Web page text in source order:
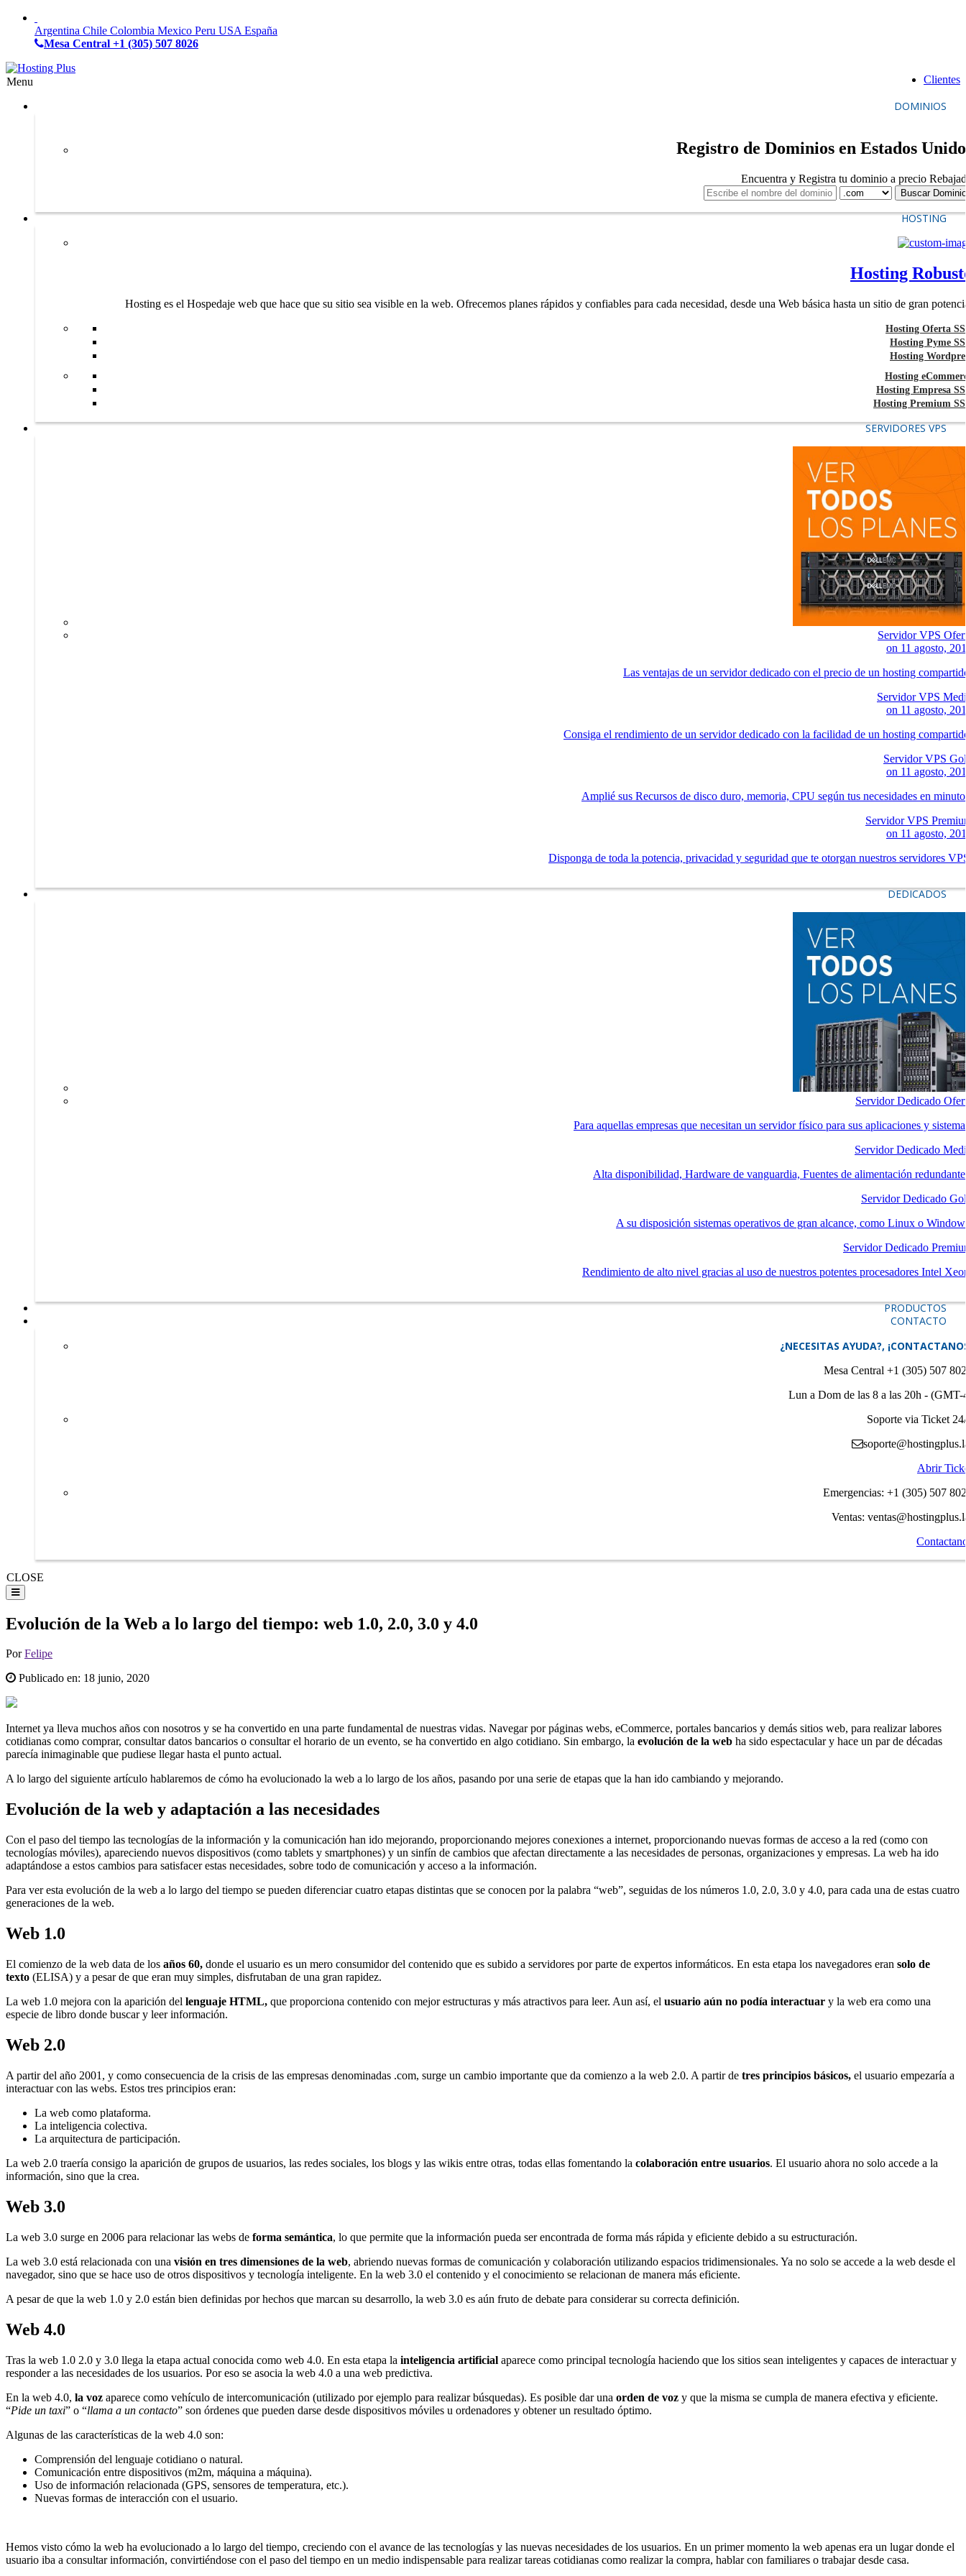
Argentina Chile Colombia Mexico Peru USA España
Mesa Central +1 (305) 507 8026
Clientes
Menu
DOMINIOS
Registro de Dominios en Estados
Encuentra y Registra tu dominio a precio
HOSTING
Hosting
Hosting es el Hospedaje web que hace que su sitio sea visible en la web. Ofrecemos planes rápidos y confiables para cada necesidad, desde una Web básica hasta un sitio de gran
Hosting Oferta
Hosting Pyme
Hosting
Hosting
Hosting Empresa
Hosting Premium
SERVIDORES VPS
Servidor VPS
on 11 agosto,
Las ventajas de un servidor dedicado con el precio de un hosting
Servidor VPS
on 11 agosto,
Consiga el rendimiento de un servidor dedicado con la facilidad de un hosting
Servidor VPS
on 11 agosto,
Amplié sus Recursos de disco duro, memoria, CPU según tus necesidades en
Servidor VPS
on 11 agosto,
Disponga de toda la potencia, privacidad y seguridad que te otorgan nuestros servidores
DEDICADOS
Servidor Dedicado
Para aquellas empresas que necesitan un servidor físico para sus aplicaciones y
Servidor Dedicado
Alta disponibilidad, Hardware de vanguardia, Fuentes de alimentación
Servidor Dedicado
A su disposición sistemas operativos de gran alcance, como Linux o
Servidor Dedicado
Rendimiento de alto nivel gracias al uso de nuestros potentes procesadores Intel
PRODUCTOS
CONTACTO
¿NECESITAS AYUDA?,
Mesa Central +1 (305) 507
Lun a Dom de las 8 a las 20h - (GMT-
Soporte via Ticket
Abrir
Emergencias: +1 (305) 507
Ventas:
CLOSE
Evolución de la Web a lo largo del tiempo: web 1.0, 2.0, 3.0 y 4.0
PorFelipe
Publicado en: 18 junio, 2020
Internet ya lleva muchos años con nosotros y se ha convertido en una parte fundamental de nuestras vidas. Navegar por páginas webs, eCommerce, portales bancarios y demás sitios web, para realizar labores
cotidianas como comprar, consultar datos bancarios o consultar el horario de un evento, se ha convertido en algo cotidiano. Sin embargo, la evolución de la web ha sido espectacular y hace un par de décadas
parecía inimaginable que pudiese llegar hasta el punto actual.
A lo largo del siguiente artículo hablaremos de cómo ha evolucionado la web a lo largo de los años, pasando por una serie de etapas que la han ido cambiando y mejorando.
Evolución de la web y adaptación a las necesidades
Con el paso del tiempo las tecnologías de la información y la comunicación han ido mejorando, proporcionando mejores conexiones a internet, proporcionando nuevas formas de acceso a la red (como con
tecnologías móviles), apareciendo nuevos dispositivos (como tablets y smartphones) y un sinfín de cambios que afectan directamente a las necesidades de personas, organizaciones y empresas. La web ha ido
adaptándose a estos cambios para satisfacer estas necesidades, sobre todo de comunicación y acceso a la información.
Para ver esta evolución de la web a lo largo del tiempo se pueden diferenciar cuatro etapas distintas que se conocen por la palabra “web”, seguidas de los números 1.0, 2.0, 3.0 y 4.0, para cada una de estas cuatro
generaciones de la web.
Web 1.0
El comienzo de la web data de los años 60, donde el usuario es un mero consumidor del contenido que es subido a servidores por parte de expertos informáticos. En esta etapa los navegadores eran solo de
texto (ELISA) y a pesar de que eran muy simples, disfrutaban de una gran rapidez.
La web 1.0 mejora con la aparición del lenguaje HTML, que proporciona contenido con mejor estructuras y más atractivos para leer. Aun así, el usuario aún no podía interactuar y la web era como una
especie de libro donde buscar y leer información.
Web 2.0
A partir del año 2001, y como consecuencia de la crisis de las empresas denominadas .com, surge un cambio importante que da comienzo a la web 2.0. A partir de tres principios básicos, el usuario empezaría a
interactuar con las webs. Estos tres principios eran:
La web como plataforma.
La inteligencia colectiva.
La arquitectura de participación.
La web 2.0 traería consigo la aparición de grupos de usuarios, las redes sociales, los blogs y las wikis entre otras, todas ellas fomentando la colaboración entre usuarios. El usuario ahora no solo accede a la
información, sino que la crea.
Web 3.0
La web 3.0 surge en 2006 para relacionar las webs de forma semántica, lo que permite que la información pueda ser encontrada de forma más rápida y eficiente debido a su estructuración.
La web 3.0 está relacionada con una visión en tres dimensiones de la web, abriendo nuevas formas de comunicación y colaboración utilizando espacios tridimensionales. Ya no solo se accede a la web desde el
navegador, sino que se hace uso de otros dispositivos y tecnología inteligente. En la web 3.0 el contenido y el conocimiento se relacionan de manera más eficiente.
A pesar de que la web 1.0 y 2.0 están bien definidas por hechos que marcan su desarrollo, la web 3.0 es aún fruto de debate para considerar su correcta definición.
Web 4.0
Tras la web 1.0 2.0 y 3.0 llega la etapa actual conocida como web 4.0. En esta etapa la inteligencia artificial aparece como principal tecnología haciendo que los sitios sean inteligentes y capaces de interactuar y
responder a las necesidades de los usuarios. Por eso se asocia la web 4.0 a una web predictiva.
En la web 4.0, la voz aparece como vehículo de intercomunicación (utilizado por ejemplo para realizar búsquedas). Es posible dar una orden de voz y que la misma se cumpla de manera efectiva y eficiente.
“Pide un taxi” o “llama a un contacto” son órdenes que pueden darse desde dispositivos móviles u ordenadores y obtener un resultado óptimo.
Algunas de las características de la web 4.0 son:
Comprensión del lenguaje cotidiano o natural.
Comunicación entre dispositivos (m2m, máquina a máquina).
Uso de información relacionada (GPS, sensores de temperatura, etc.).
Nuevas formas de interacción con el usuario.
Hemos visto cómo la web ha evolucionado a lo largo del tiempo, creciendo con el avance de las tecnologías y las nuevas necesidades de los usuarios. En un primer momento la web apenas era un lugar donde el
usuario iba a consultar información, convirtiéndose con el paso del tiempo en un medio indispensable para realizar tareas cotidianas como realizar la compra, hablar con familiares o trabajar desde casa.